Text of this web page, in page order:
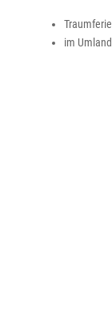
im